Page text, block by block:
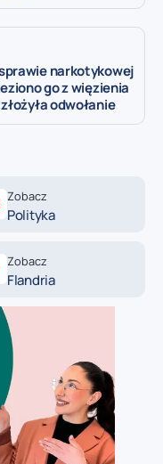
narkotykowej
go z więzienia
odwołanie
Zobacz
Polityka
Zobacz
Flandria